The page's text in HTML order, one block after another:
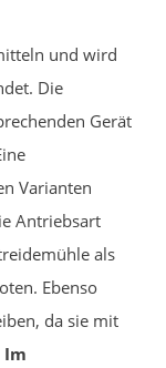
und wird
Die
Gerät
Varianten
Antriebsart
als
Ebenso
da sie mit
Im